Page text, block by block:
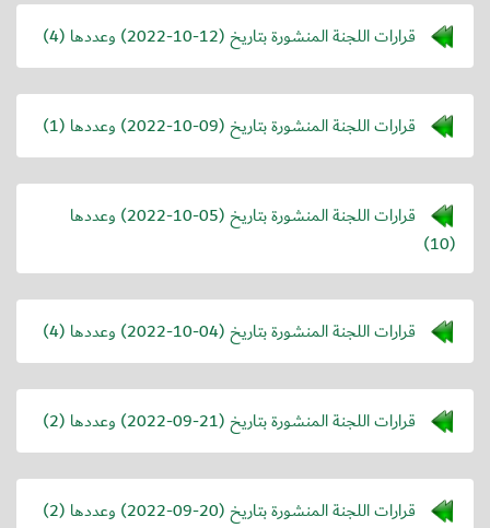
قرارات اللجنة المنشورة بتاريخ (2022-10-12) وعددها (4)
قرارات اللجنة المنشورة بتاريخ (2022-10-09) وعددها (1)
قرارات اللجنة المنشورة بتاريخ (2022-10-05) وعددها
(10)
قرارات اللجنة المنشورة بتاريخ (2022-10-04) وعددها (4)
قرارات اللجنة المنشورة بتاريخ (2022-09-21) وعددها (2)
قرارات اللجنة المنشورة بتاريخ (2022-09-20) وعددها (2)